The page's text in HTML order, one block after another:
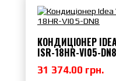
КОНДИЦІОНЕР IDEA
ISR-18HR-VI05-DN8
31 374.00 грн.